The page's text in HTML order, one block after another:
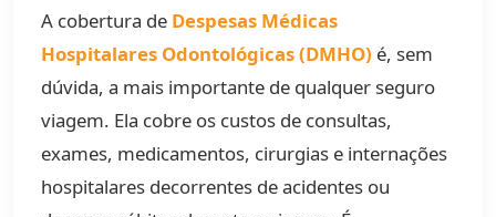
A cobertura de Despesas Médicas
Hospitalares Odontológicas (DMHO) é, sem
dúvida, a mais importante de qualquer seguro
viagem. Ela cobre os custos de consultas,
exames, medicamentos, cirurgias e internações
hospitalares decorrentes de acidentes ou